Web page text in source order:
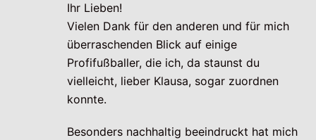
Ihr Lieben!
Vielen Dank für den anderen und für mich
überraschenden Blick auf einige
Profifußballer, die ich, da staunst du
vielleicht, lieber Klausa, sogar zuordnen
konnte.
Besonders nachhaltig beeindruckt hat mich